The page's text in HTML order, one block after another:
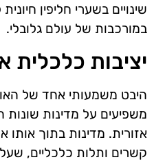
שינויים בשערי חליפין
במורכבות של עולם גלובלי.
יציבות כלכלית
היבט משמעותי אחד של
משפיעים על מדינות שונות
אזורית. מדינות בתוך אותו
קשרים ותלות כלכליים,